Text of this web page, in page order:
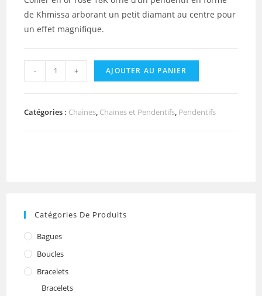
de Khmissa arborant un petit diamant au centre pour
un effet magnifique.
quantité
de
et
- + AJOUTER AU PANIER
Catégories : Chaines, Chaines et Pendentifs, Pendentifs
Catégories De Produits
Bagues
Boucles
Bracelets
Bracelets